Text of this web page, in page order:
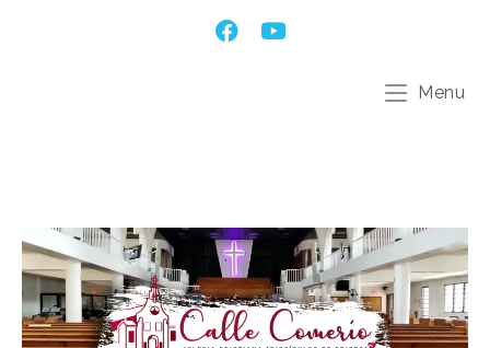
Menu